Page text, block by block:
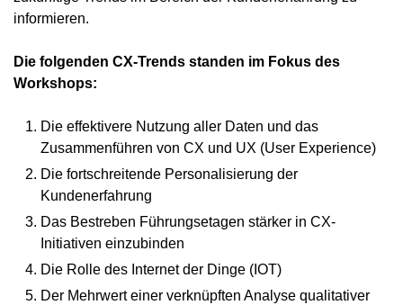
informieren.
Die folgenden CX-Trends standen im Fokus des
Workshops:
Die effektivere Nutzung aller Daten und das
Zusammenführen von CX und UX (User Experience)
Die fortschreitende Personalisierung der
Kundenerfahrung
Das Bestreben Führungsetagen stärker in CX-
Initiativen einzubinden
Die Rolle des Internet der Dinge (IOT)
Der Mehrwert einer verknüpften Analyse qualitativer